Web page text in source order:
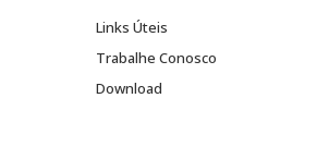
Links Úteis
Trabalhe Conosco
Download